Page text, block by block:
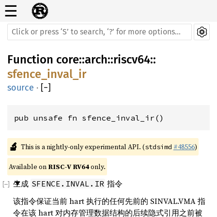
☰
Function core::arch::riscv64::
sfence_inval_ir
source · [−]
pub unsafe fn sfence_inval_ir()
🔬 This is a nightly-only experimental API. (stdsimd #48556)
Available on RISC-V RV64 only.
生成 SFENCE.INVAL.IR 指令
该指令保证当前 hart 执行的任何先前的 SINVAL.VMA 指
令在该 hart 对内存管理数据结构的后续隐式引用之前被